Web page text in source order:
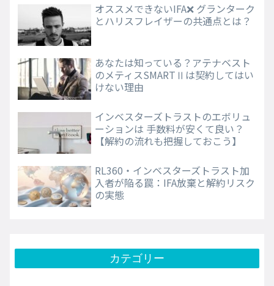
オススメできないIFA❌ グランターク
とハリスフレイザーの共通点とは？
あなたは知っている？アテナベスト
のメティスSMARTⅡは契約してはい
けない理由
インベスターズトラストのエボリュ
ーションは 手数料が安くて良い？
【解約の流れも把握しておこう】
RL360・インベスターズトラスト加
入者が陥る罠：IFA放棄と解約リスク
の実態
カテゴリー